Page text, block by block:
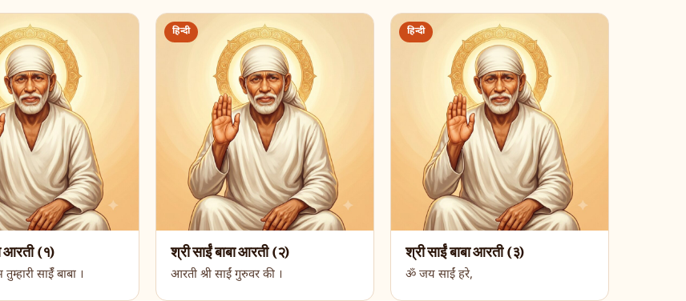
आरती (१)
साईँ बाबा ।
हिन्दी
श्री साईं बाबा आरती (२)
आरती श्री साईं गुरुवर की ।
हिन्दी
श्री साईं बाबा आरती (३)
ॐ जय साईं हरे,